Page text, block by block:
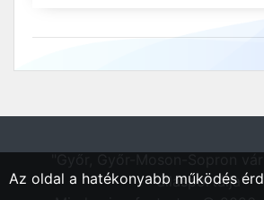
állásportálja"
Az oldal a hatékonyabb működés